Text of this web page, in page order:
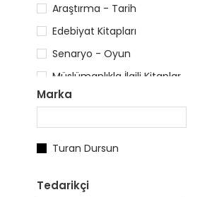
Araştırma - Tarih
Edebiyat Kitapları
Senaryo - Oyun
Müslümanlıkla İlgili Kitaplar
Türkçe Kitaplar
İslami Kitaplar
Edebiyat & Şiir Kitapları
Marka
Turan Dursun
Tedarikçi